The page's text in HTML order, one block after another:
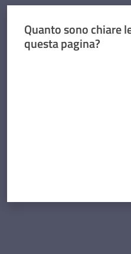
Quanto sono chiare
questa pagina?